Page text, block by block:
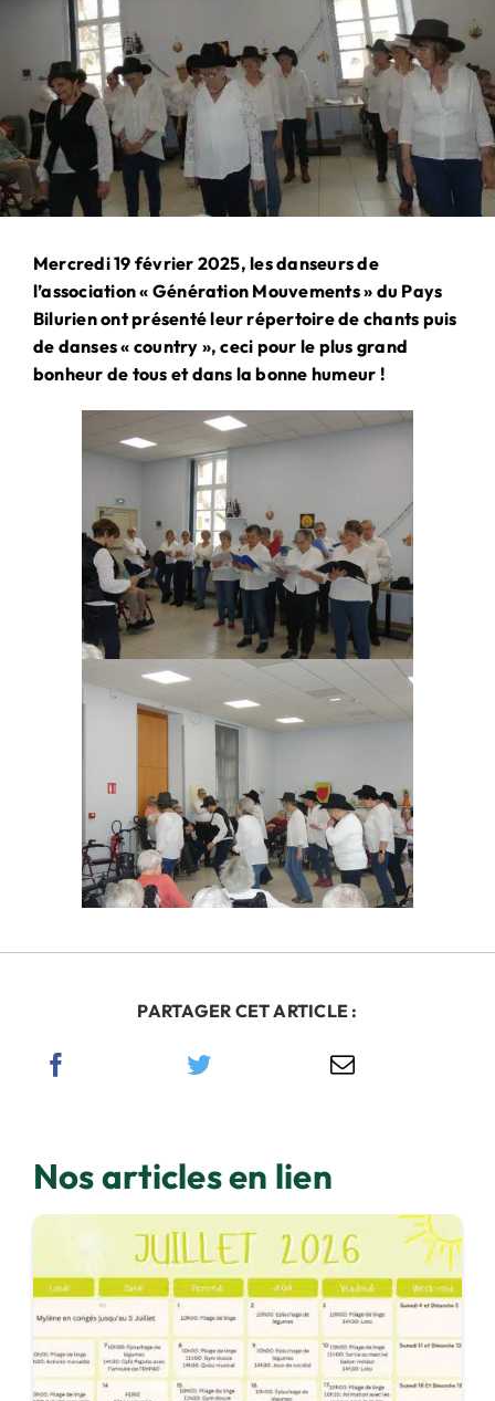
Mercredi 19 février 2025, les danseurs de
l’association « Génération Mouvements » du Pays
Bilurienont présenté leurrépertoire de chants puis
de danses « country », ceci pour le plus grand
bonheur de tous et dans la bonne humeur !
PARTAGER CET ARTICLE :
Nos articles en lien